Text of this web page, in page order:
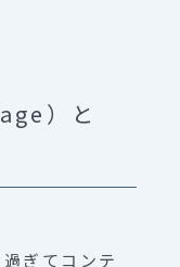
）と
ぎてコンテ